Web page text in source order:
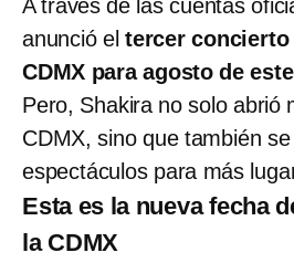
A través de las cuentas
anunció el tercer concierto
CDMX para agosto de
Pero, Shakira no solo abrió
CDMX, sino que también
espectáculos para más
Esta es la nueva fecha
la CDMX